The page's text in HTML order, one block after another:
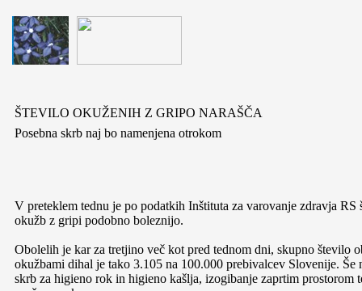
ŠTEVILO OKUŽENIH Z GRIPO NARAŠČA
Posebna skrb naj bo namenjena otrokom
V preteklem tednu je po podatkih Inštituta za varovanje zdravja RS
okužb z gripi podobno boleznijo.
Obolelih je kar za tretjino več kot pred tednom dni, skupno število
okužbami dihal je tako 3.105 na 100.000 prebivalcev Slovenije. Še
skrb za higieno rok in higieno kašlja, izogibanje zaprtim prostorom